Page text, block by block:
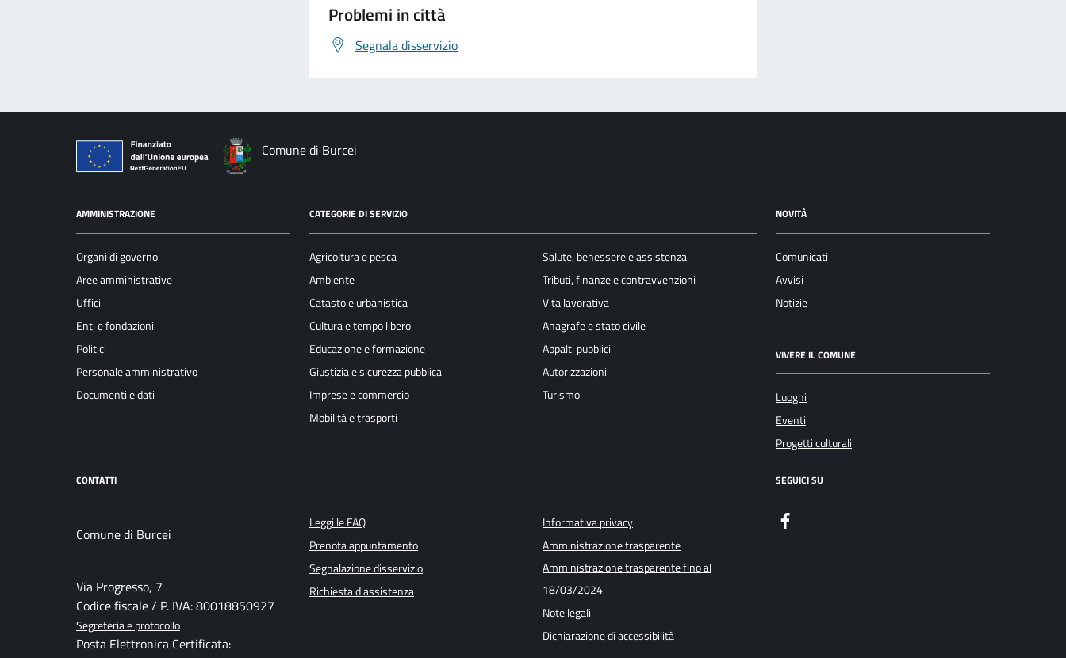
Problemi in città
Segnala disservizio
Comune di Burcei
AMMINISTRAZIONE
Organi di governo
Aree amministrative
Uffici
Enti e fondazioni
Politici
Personale amministrativo
Documenti e dati
CATEGORIE DI SERVIZIO
Agricoltura e pesca
Ambiente
Catasto e urbanistica
Cultura e tempo libero
Educazione e formazione
Giustizia e sicurezza pubblica
Imprese e commercio
Mobilità e trasporti
Salute, benessere e assistenza
Tributi, finanze e contravvenzioni
Vita lavorativa
Anagrafe e stato civile
Appalti pubblici
Autorizzazioni
Turismo
NOVITÀ
Comunicati
Avvisi
Notizie
VIVERE IL COMUNE
Luoghi
Eventi
Progetti culturali
CONTATTI
Comune di Burcei
Via Progresso, 7
Codice fiscale / P. IVA: 80018850927
Segreteria e protocollo
Posta Elettronica Certificata:
Leggi le FAQ
Prenota appuntamento
Segnalazione disservizio
Richiesta d'assistenza
Informativa privacy
Amministrazione trasparente
Amministrazione trasparente fino al
18/03/2024
Note legali
Dichiarazione di accessibilità
SEGUICI SU